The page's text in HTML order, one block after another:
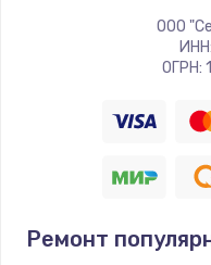
ООО
ОГРН:
Ремонт